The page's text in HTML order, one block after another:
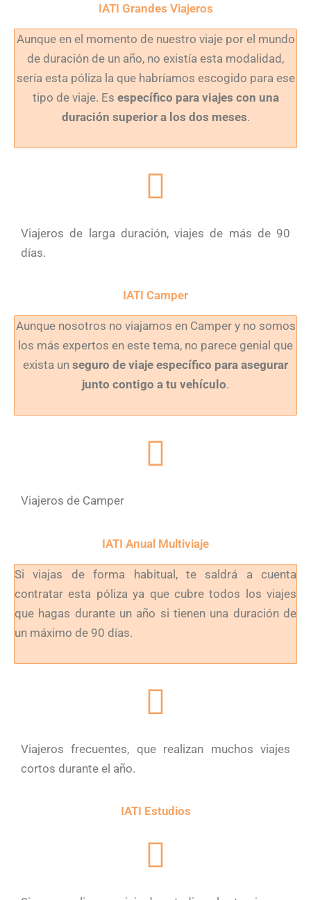
IATI Grandes Viajeros
Aunque en el momento de nuestro viaje por el mundo
de duración de un año, no existía esta modalidad,
sería esta póliza la que habríamos escogido para ese
tipo de viaje. Es específico para viajes con una
duración superior a los dos meses.
Viajeros de larga duración, viajes de más de 90
días.
IATI Camper
Aunque nosotros no viajamos en Camper y no somos
los más expertos en este tema, no parece genial que
exista un seguro de viaje específico para asegurar
junto contigo a tu vehículo.
Viajeros de Camper
IATI Anual Multiviaje
Si viajas de forma habitual, te saldrá a cuenta
contratar esta póliza ya que cubre todos los viajes
que hagas durante un año si tienen una duración de
un máximo de 90 días.
Viajeros frecuentes, que realizan muchos viajes
cortos durante el año.
IATI Estudios